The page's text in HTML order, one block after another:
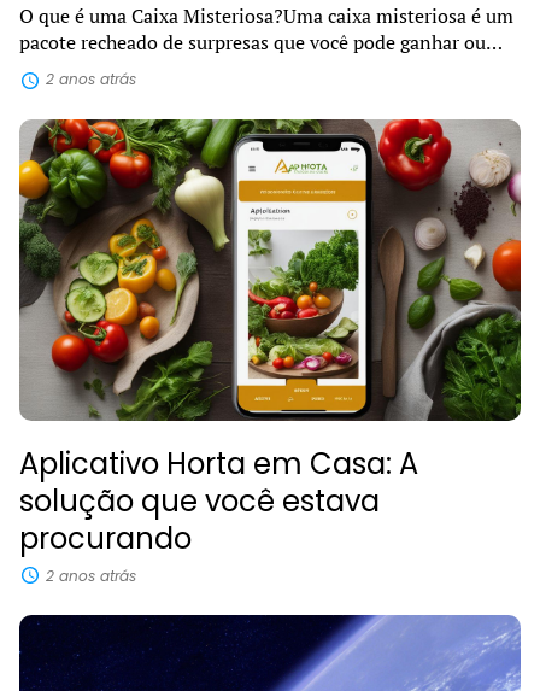
O que é uma Caixa Misteriosa?Uma caixa misteriosa é um
pacote recheado de surpresas que você pode ganhar ou
comprar e receber diretamente na sua casa. Dentro dela,
podem estar escondidos diver...
2 anos atrás
Aplicativo Horta em Casa: A
solução que você estava
procurando
2 anos atrás